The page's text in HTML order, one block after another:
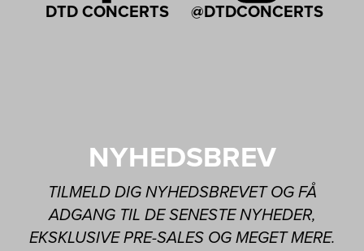
DTD CONCERTS @DTDCONCERTS
NYHEDSBREV
TILMELD DIG NYHEDSBREVET OG FÅ
ADGANG TIL DE SENESTE NYHEDER,
EKSKLUSIVE PRE-SALES OG MEGET MERE.